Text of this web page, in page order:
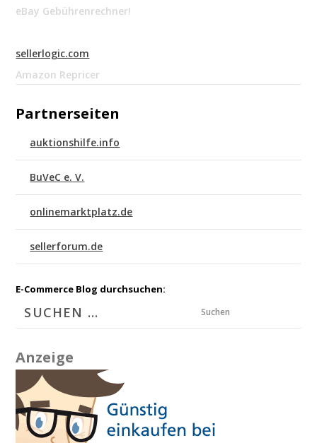
eBay Gebührenrechner!
sellerlogic.com
Amazon Repricer
Partnerseiten
auktionshilfe.info
BuVeC e. V.
onlinemarktplatz.de
sellerforum.de
E-Commerce Blog durchsuchen:
Suchen
Anzeige